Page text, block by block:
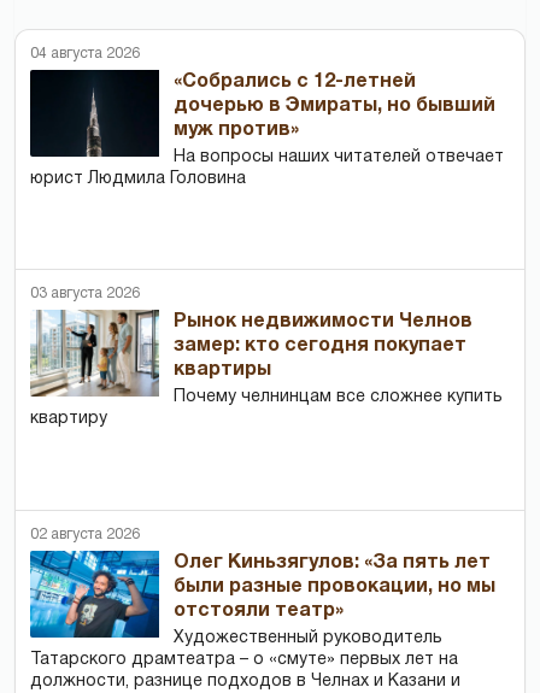
04 августа 2026
«Собрались с 12-летней
дочерью в Эмираты, но бывший
муж против»
На вопросы наших читателей отвечает
юрист Людмила Головина
03 августа 2026
Рынок недвижимости Челнов
замер: кто сегодня покупает
квартиры
Почему челнинцам все сложнее купить
квартиру
02 августа 2026
Олег Киньзягулов: «За пять лет
были разные провокации, но мы
отстояли театр»
Художественный руководитель
Татарского драмтеатра – о «смуте» первых лет на
должности, разнице подходов в Челнах и Казани и